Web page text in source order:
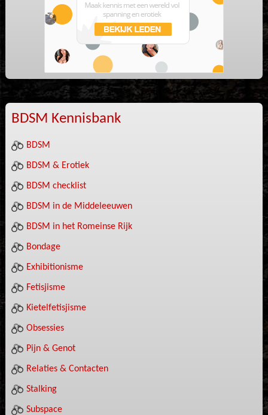
BDSM Kennisbank
BDSM
BDSM & Erotiek
BDSM checklist
BDSM in de Middeleeuwen
BDSM in het Romeinse Rijk
Bondage
Exhibitionisme
Fetisjisme
Kietelfetisjisme
Obsessies
Pijn & Genot
Relaties & Contacten
Stalking
Subspace